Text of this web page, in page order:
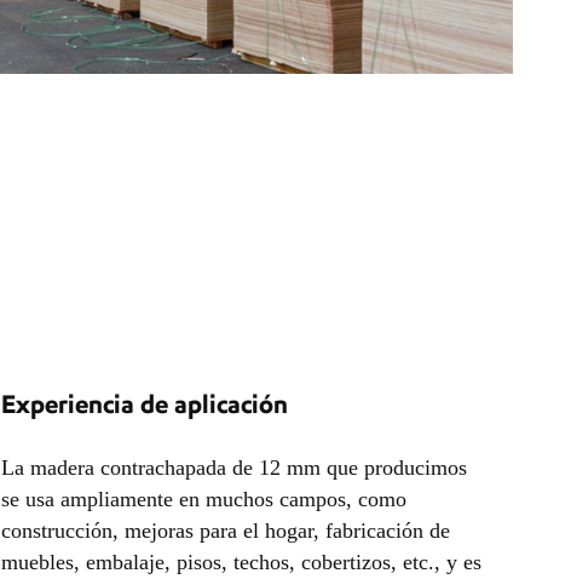
Experiencia de aplicación
La madera contrachapada de 12 mm que producimos
se usa ampliamente en muchos campos, como
construcción, mejoras para el hogar, fabricación de
muebles, embalaje, pisos, techos, cobertizos, etc., y es